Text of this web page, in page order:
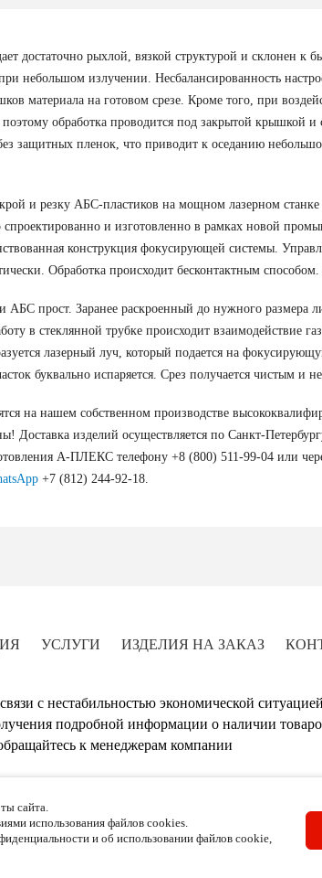
достаточно рыхлой, вязкой структурой и склонен к
небольшом излучении. Несбалансированность
материала на готовом срезе. Кроме того, при
обработка проводится под закрытой крышкой
защитных пленок, что приводит к оседанию
и резку АБС-пластиков на мощном лазерном
спроектированно и изготовленно в рамках новой
конструкция фокусирующей системы.
Обработка происходит бесконтактным
АБС прост. Заранее раскроенный до нужного размера
в стеклянной трубке происходит взаимодействие
лазерный луч, который подается на
буквально испаряется. Срез получается чистым и
на нашем собственном производстве
Доставка изделий осуществляется по Санкт-
А-ПЛЕКС телефону +8 (800) 511-99-04 или
+7 (812) 244-92-18.
УСЛУГИ ИЗДЕЛИЯ НА ЗАКАЗ
с нестабильностью экономической
подробной информации о наличии
к менеджерам компании
ул. Красная Сосна дом 2, корпус 1, строение 1
+7 (499) 346-86-90 ,
info@a-plex.ru
сайта.
использования файлов cookies.
и об использовании файлов cookie,